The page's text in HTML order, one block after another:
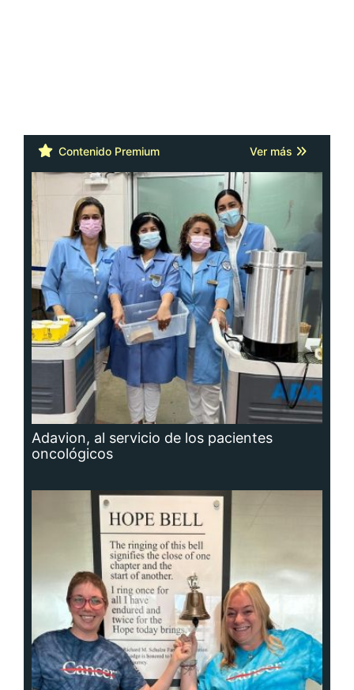
Contenido Premium Ver más
Adavion, al servicio de los pacientes
oncológicos